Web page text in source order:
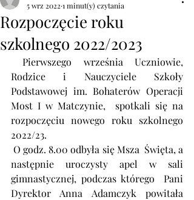
Rozpoczęcie roku
szkolnego 2022/2023
5 wrz 2022 1 minut(y) czytania
Pierwszego września Uczniowie,
Rodzice i Nauczyciele Szkoły
Podstawowej im. Bohaterów Operacji
Most I w Matczynie,  spotkali się na
rozpoczęciu nowego roku szkolnego
2022/23.
O godz. 8.00 odbyła się Msza  Święta, a
następnie uroczysty apel w sali
gimnastycznej, podczas którego  Pani
Dyrektor Anna Adamczyk powitała